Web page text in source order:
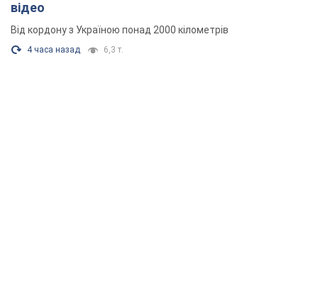
відео
Від кордону з Україною понад 2000 кілометрів
4 часа назад 6,3 т.